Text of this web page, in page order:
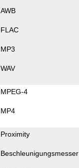
AWB
FLAC
MP3
WAV
MPEG-4
MP4
Proximity
Beschleunigungsmesser